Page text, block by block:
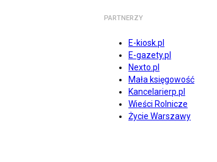
PARTNERZY
E-kiosk.pl
E-gazety.pl
Nexto.pl
Mała księgowość
Kancelarierp.pl
Wieści Rolnicze
Życie Warszawy